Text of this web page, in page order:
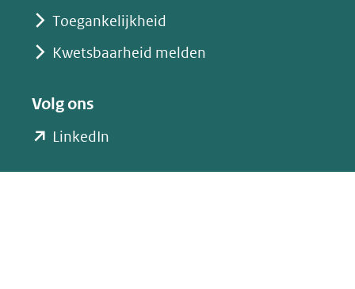
Toegankelijkheid
Kwetsbaarheid melden
Volg ons
LinkedIn